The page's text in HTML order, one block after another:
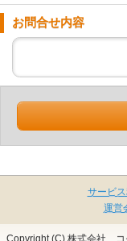
お問合せ内容
サービ
運営